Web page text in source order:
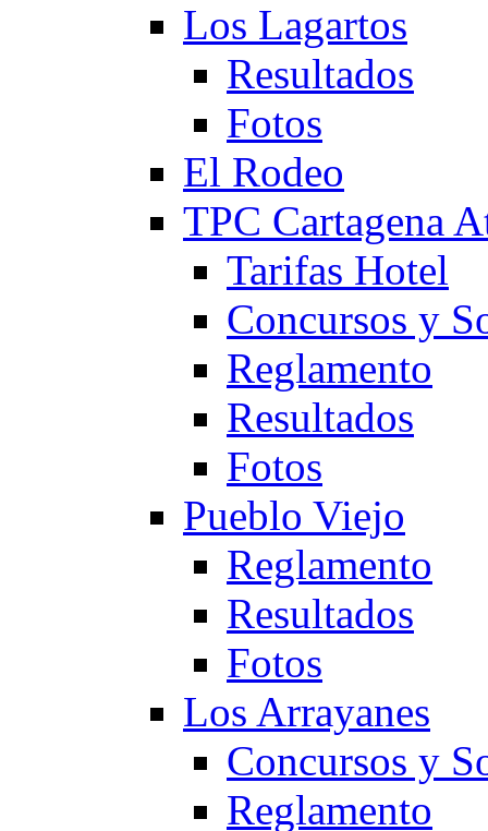
Los Lagartos
Resultados
Fotos
El Rodeo
TPC Cartagena
Tarifas Hotel
Concursos y
Reglamento
Resultados
Fotos
Pueblo Viejo
Reglamento
Resultados
Fotos
Los Arrayanes
Concursos y
Reglamento